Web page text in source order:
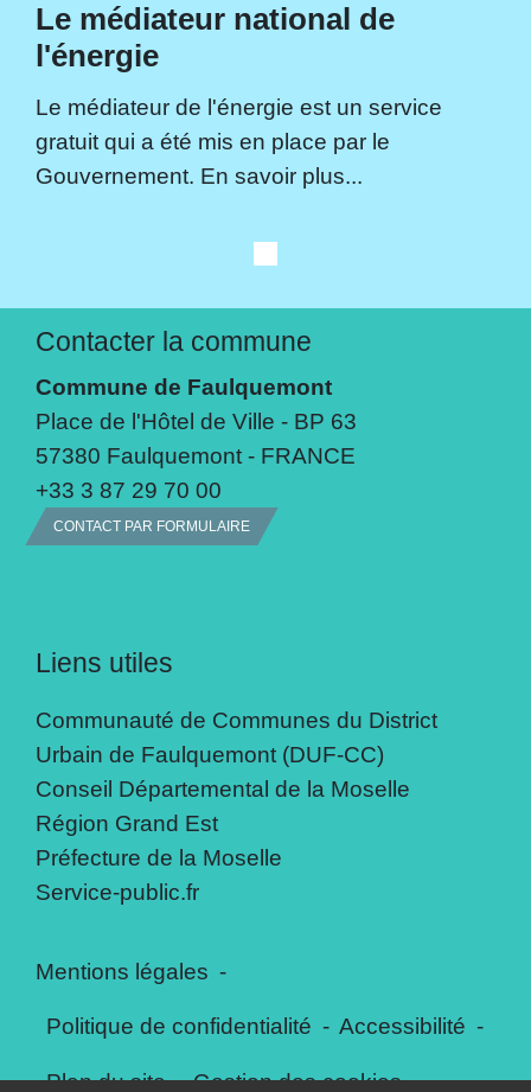
Le médiateur national de
l'énergie
Le médiateur de l'énergie est un service
gratuit qui a été mis en place par le
Gouvernement. En savoir plus...
Contacter la commune
Commune de Faulquemont
Place de l'Hôtel de Ville - BP 63
57380 Faulquemont - FRANCE
+33 3 87 29 70 00
CONTACT PAR FORMULAIRE
Liens utiles
Communauté de Communes du District
Urbain de Faulquemont (DUF-CC)
Conseil Départemental de la Moselle
Région Grand Est
Préfecture de la Moselle
Service-public.fr
Mentions légales -
Politique de confidentialité - Accessibilité -
Plan du site - Gestion des cookies